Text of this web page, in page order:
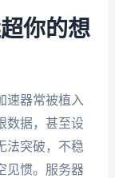
你的想
速器常被植入
数据，甚至设
法突破，不稳
见惯。服务器